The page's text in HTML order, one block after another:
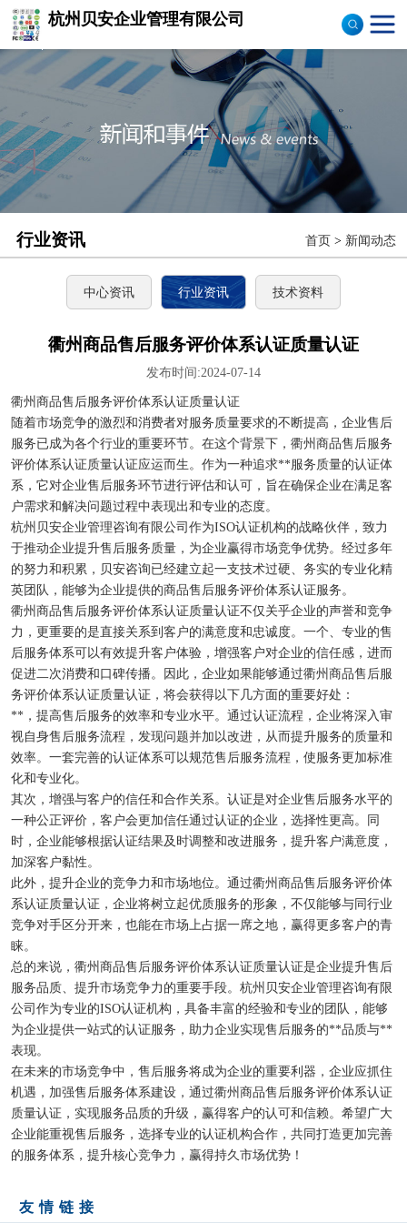
杭州贝安企业管理有限公司
行业资讯 首页 > 新闻动态
中心资讯 行业资讯 技术资料
衢州商品售后服务评价体系认证质量认证
发布时间:2024-07-14
衢州商品售后服务评价体系认证质量认证
随着市场竞争的激烈和消费者对服务质量要求的不断提高，企业售后
服务已成为各个行业的重要环节。在这个背景下，衢州商品售后服务
评价体系认证质量认证应运而生。作为一种追求**服务质量的认证体
系，它对企业售后服务环节进行评估和认可，旨在确保企业在满足客
户需求和解决问题过程中表现出和专业的态度。
杭州贝安企业管理咨询有限公司作为ISO认证机构的战略伙伴，致力
于推动企业提升售后服务质量，为企业赢得市场竞争优势。经过多年
的努力和积累，贝安咨询已经建立起一支技术过硬、务实的专业化精
英团队，能够为企业提供的商品售后服务评价体系认证服务。
衢州商品售后服务评价体系认证质量认证不仅关乎企业的声誉和竞争
力，更重要的是直接关系到客户的满意度和忠诚度。一个、专业的售
后服务体系可以有效提升客户体验，增强客户对企业的信任感，进而
促进二次消费和口碑传播。因此，企业如果能够通过衢州商品售后服
务评价体系认证质量认证，将会获得以下几方面的重要好处：
**，提高售后服务的效率和专业水平。通过认证流程，企业将深入审
视自身售后服务流程，发现问题并加以改进，从而提升服务的质量和
效率。一套完善的认证体系可以规范售后服务流程，使服务更加标准
化和专业化。
其次，增强与客户的信任和合作关系。认证是对企业售后服务水平的
一种公正评价，客户会更加信任通过认证的企业，选择性更高。同
时，企业能够根据认证结果及时调整和改进服务，提升客户满意度，
加深客户黏性。
此外，提升企业的竞争力和市场地位。通过衢州商品售后服务评价体
系认证质量认证，企业将树立起优质服务的形象，不仅能够与同行业
竞争对手区分开来，也能在市场上占据一席之地，赢得更多客户的青
睐。
总的来说，衢州商品售后服务评价体系认证质量认证是企业提升售后
服务品质、提升市场竞争力的重要手段。杭州贝安企业管理咨询有限
公司作为专业的ISO认证机构，具备丰富的经验和专业的团队，能够
为企业提供一站式的认证服务，助力企业实现售后服务的**品质与**
表现。
在未来的市场竞争中，售后服务将成为企业的重要利器，企业应抓住
机遇，加强售后服务体系建设，通过衢州商品售后服务评价体系认证
质量认证，实现服务品质的升级，赢得客户的认可和信赖。希望广大
企业能重视售后服务，选择专业的认证机构合作，共同打造更加完善
的服务体系，提升核心竞争力，赢得持久市场优势！
友情链接
商品售后服务评价体系
认证
ISO9001认证
ISO14001认证
CCC认证
TS16949认证
CQC志愿产品认证
OHS18000